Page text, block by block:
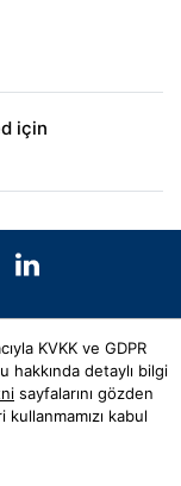
için
Saklıdır.
KVKK ve GDPR
hakkında detaylı bilgi
sayfalarını gözden
kabul